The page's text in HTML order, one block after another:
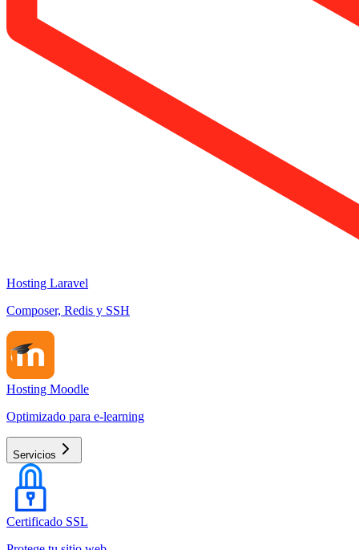
Hosting Laravel
Composer, Redis y SSH
Hosting Moodle
Optimizado para e-learning
Servicios
Certificado SSL